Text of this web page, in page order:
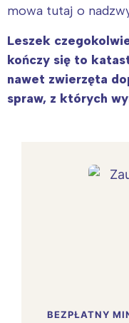
mowa tutaj o
Leszek
kończy się to
nawet zwierzęta
spraw, z których
BEZPŁATNY